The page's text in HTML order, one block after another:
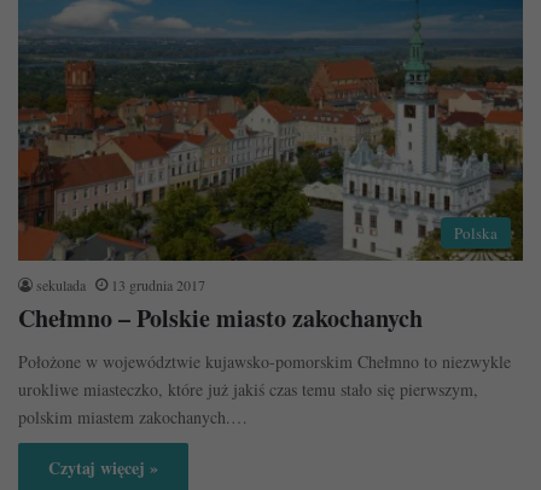
Polska
sekulada 13 grudnia 2017
Chełmno – Polskie miasto zakochanych
Położone w województwie kujawsko-pomorskim Chełmno to niezwykle
urokliwe miasteczko, które już jakiś czas temu stało się pierwszym,
polskim miastem zakochanych.…
Czytaj więcej »